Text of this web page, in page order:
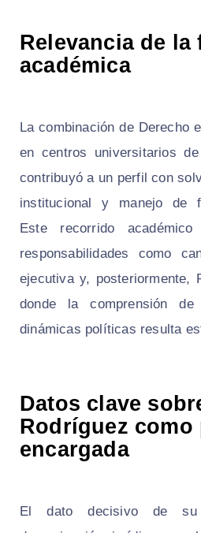
Relevancia de la
académica
La combinación de Derecho
en centros universitarios
contribuyó a un perfil con
institucional y manejo de
Este recorrido
responsabilidades como
ejecutiva y, posteriormente,
donde la comprensión
dinámicas políticas resulta
Datos clave
Rodríguez como
encargada
El dato decisivo de